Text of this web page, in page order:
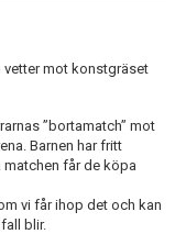
vetter mot konstgräset
”bortamatch” mot
Barnen har fritt
får de köpa
vi får ihop det och kan
blir.